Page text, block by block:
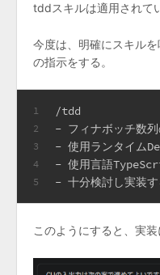
tddスキルは適用されて
今度は、明確にスキル
の指示をする。
1
2
3
4
5
/tdd
- フィナボッチ数列
- 使用ランタイム
- 使用言語
- 十分検討し実装す
このようにすると、実